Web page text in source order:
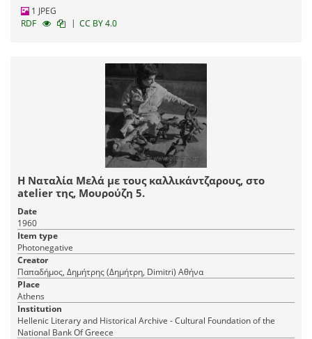
1 JPEG
RDF
| CC BY 4.0
Η Ναταλία Μελά με τους καλλικάντζαρους, στο
atelier της, Μουρούζη 5.
Date
1960
Item type
Photonegative
Creator
Παπαδήμος, Δημήτρης (Δημήτρη, Dimitri) Αθήνα
Place
Athens
Institution
Hellenic Literary and Historical Archive - Cultural Foundation of the
National Bank Of Greece